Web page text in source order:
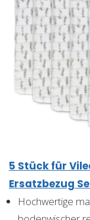
5 Stück für
Ersatzbezug
Hochwertige